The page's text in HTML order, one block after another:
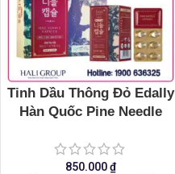
Tinh Dầu Thông Đỏ Edally
Hàn Quốc Pine Needle
850.000₫